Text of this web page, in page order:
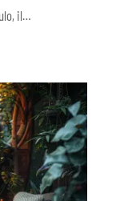
il…